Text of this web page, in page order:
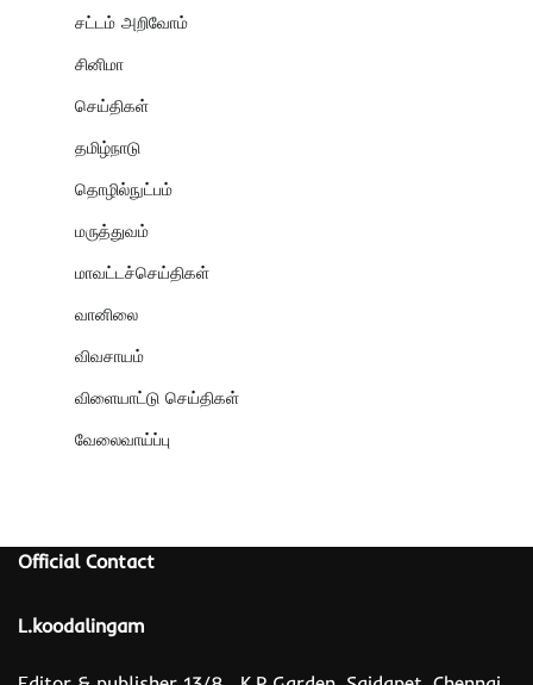
சட்டம் அறிவோம்
சினிமா
செய்திகள்
தமிழ்நாடு
தொழில்நுட்பம்
மருத்துவம்
மாவட்டச்செய்திகள்
வானிலை
விவசாயம்
விளையாட்டு செய்திகள்
வேலைவாய்ப்பு
Official Contact
L.koodalingam